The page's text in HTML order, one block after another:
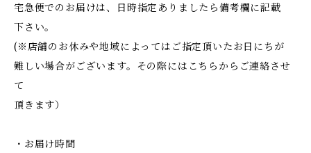
宅急便でのお届けは、日時指定ありましたら備考欄に記載
下さい。
(※店舗のお休みや地域によってはご指定頂いたお日にちが
難しい場合がございます。その際にはこちらからご連絡させ
て
頂きます）
・お届け時間